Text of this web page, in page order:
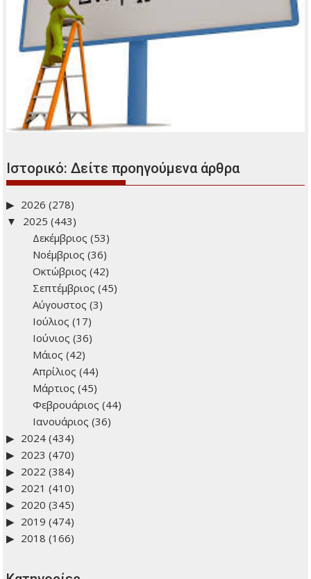
Ιστορικό: Δείτε προηγούμενα άρθρα
2026 (278)
2025 (443)
Δεκέμβριος (53)
Νοέμβριος (36)
Οκτώβριος (42)
Σεπτέμβριος (45)
Αύγουστος (3)
Ιούλιος (17)
Ιούνιος (36)
Μάιος (42)
Απρίλιος (44)
Μάρτιος (45)
Φεβρουάριος (44)
Ιανουάριος (36)
2024 (434)
2023 (470)
2022 (384)
2021 (410)
2020 (345)
2019 (474)
2018 (166)